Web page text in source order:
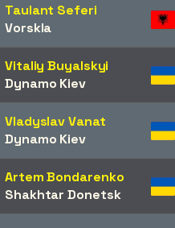
Taulant Seferi
Vorskla
Vitaliy Buyalskyi
Dynamo Kiev
Vladyslav Vanat
Dynamo Kiev
Artem Bondarenko
Shakhtar Donetsk